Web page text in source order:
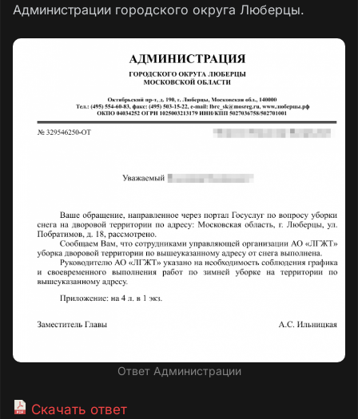
Администрации городского округа Люберцы.
Ответ Администрации
Скачать ответ